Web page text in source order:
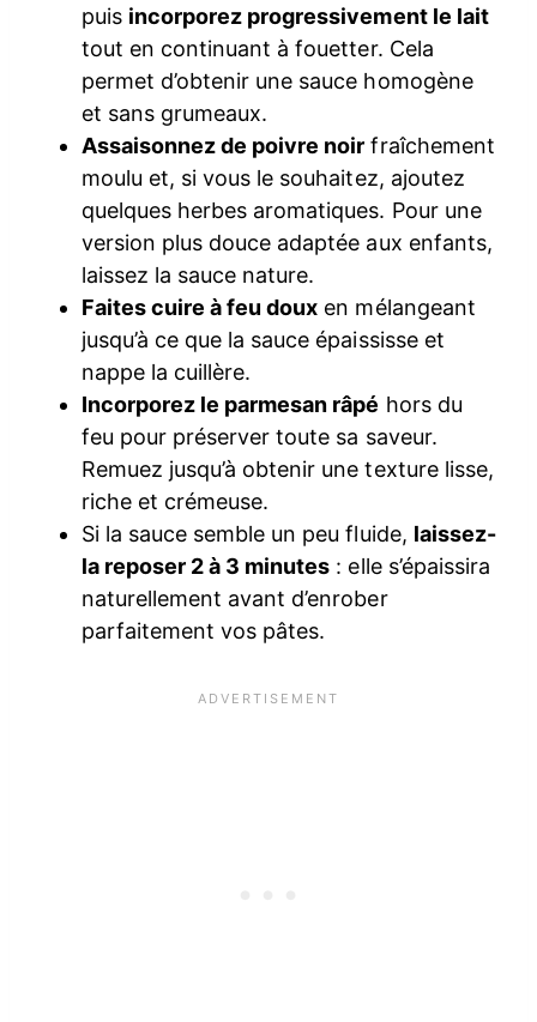
puis incorporez progressivement le lait
tout en continuant à fouetter. Cela
permet d’obtenir une sauce homogène
et sans grumeaux.
Assaisonnez de poivre noir fraîchement
moulu et, si vous le souhaitez, ajoutez
quelques herbes aromatiques. Pour une
version plus douce adaptée aux enfants,
laissez la sauce nature.
Faites cuire à feu doux en mélangeant
jusqu’à ce que la sauce épaississe et
nappe la cuillère.
Incorporez le parmesan râpé hors du
feu pour préserver toute sa saveur.
Remuez jusqu’à obtenir une texture lisse,
riche et crémeuse.
Si la sauce semble un peu fluide, laissez-
la reposer 2 à 3 minutes : elle s’épaissira
naturellement avant d’enrober
parfaitement vos pâtes.